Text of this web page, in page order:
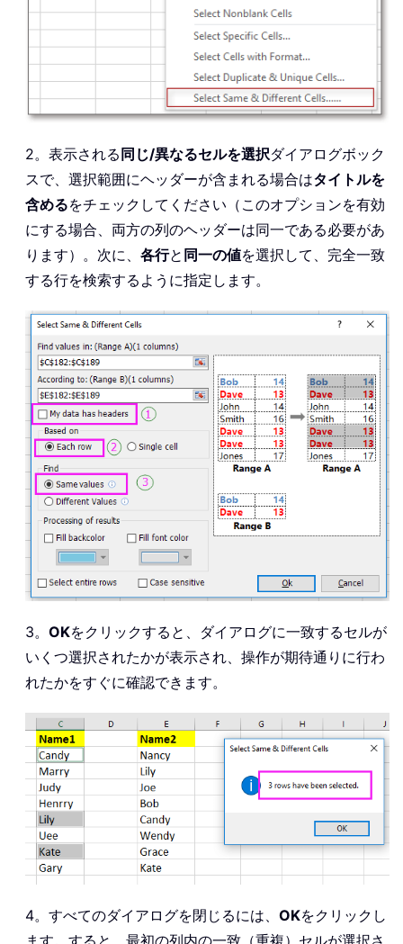
2。表示される 同じ/異なるセルを選択ダイアログボック
スで、選択範囲にヘッダーが含まれる場合はタイトルを
含めるをチェックしてください（このオプションを有効
にする場合、両方の列のヘッダーは同一である必要があ
ります）。次に、 各行と 同一の値を選択して、完全一致
する行を検索するように指定します。
3。 OKをクリックすると、ダイアログに一致するセルが
いくつ選択されたかが表示され、操作が期待通りに行わ
れたかをすぐに確認できます。
4。すべてのダイアログを閉じるには、 OKをクリックし
ます。すると、最初の列内の一致（重複）セルが選択さ